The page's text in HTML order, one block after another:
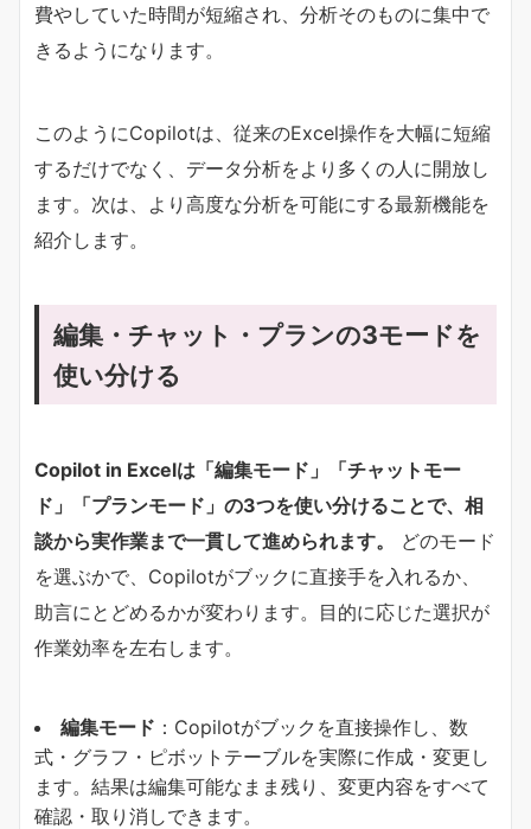
費やしていた時間が短縮され、分析そのものに集中で
きるようになります。
このようにCopilotは、従来のExcel操作を大幅に短縮
するだけでなく、データ分析をより多くの人に開放し
ます。次は、より高度な分析を可能にする最新機能を
紹介します。
編集・チャット・プランの3モードを
使い分ける
Copilot in Excelは「編集モード」「チャットモー
ド」「プランモード」の3つを使い分けることで、相
談から実作業まで一貫して進められます。​
どのモード
を選ぶかで、Copilotがブックに直接手を入れるか、
助言にとどめるかが変わります。目的に応じた選択が
作業効率を左右します。
​編集モード​ ​：Copilotがブックを直接操作し、数
式・グラフ・ピボットテーブルを実際に作成・変更し
ます。結果は編集可能なまま残り、変更内容をすべて
確認・取り消しできます。